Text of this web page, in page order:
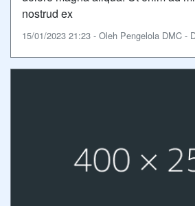
nostrud ex
15/01/2023 21:23 - Oleh Pengelola DMC -